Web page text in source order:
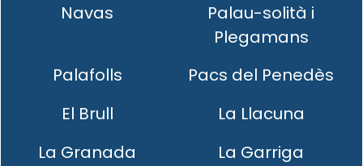
Navas
Palau-solità i
Plegamans
Palafolls
Pacs del Penedès
El Brull
La Llacuna
La Granada
La Garriga